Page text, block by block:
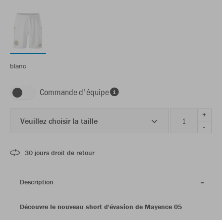
blanc
Commande d'équipe
Veuillez choisir la taille
+
-
30 jours droit de retour
Description
Découvre le nouveau short d'évasion de Mayence 05